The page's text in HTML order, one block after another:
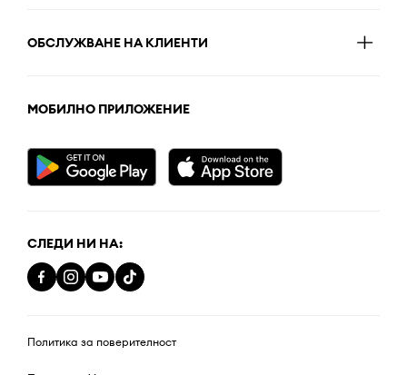
ОБСЛУЖВАНЕ НА КЛИЕНТИ
МОБИЛНО ПРИЛОЖЕНИЕ
СЛЕДИ НИ НА:
Политика за поверителност